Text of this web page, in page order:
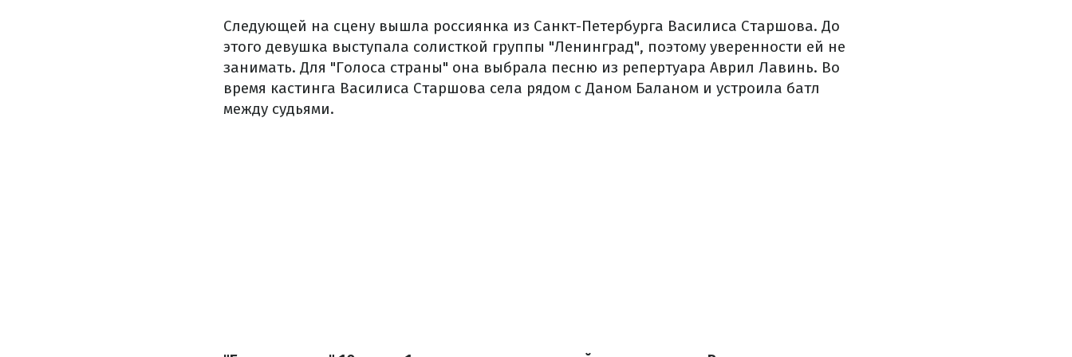
Следующей на сцену вышла россиянка из Санкт-Петербурга Василиса Старшова. До
этого девушка выступала солисткой группы "Ленинград", поэтому уверенности ей не
занимать. Для "Голоса страны" она выбрала песню из репертуара Аврил Лавинь. Во
время кастинга Василиса Старшова села рядом с Даном Баланом и устроила батл
между судьями.